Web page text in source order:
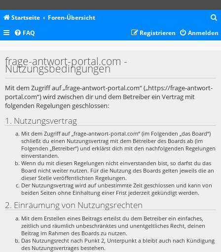
Startseite Foren-Übersicht
c
FAQ Anmelden
Registrieren
frage-antwort-portal.com -
Nutzungsbedingungen
Mit dem Zugriff auf „frage-antwort-portal.com“ („https://frage-antwort-
portal.com“) wird zwischen dir und dem Betreiber ein Vertrag mit
folgenden Regelungen geschlossen:
1. Nutzungsvertrag
Mit dem Zugriff auf „frage-antwort-portal.com“ (im Folgenden „das Board“)
schließt du einen Nutzungsvertrag mit dem Betreiber des Boards ab (im
Folgenden „Betreiber“) und erklärst dich mit den nachfolgenden Regelungen
einverstanden.
Wenn du mit diesen Regelungen nicht einverstanden bist, so darfst du das
Board nicht weiter nutzen. Für die Nutzung des Boards gelten jeweils die an
dieser Stelle veröffentlichten Regelungen.
Der Nutzungsvertrag wird auf unbestimmte Zeit geschlossen und kann von
beiden Seiten ohne Einhaltung einer Frist jederzeit gekündigt werden.
2. Einräumung von Nutzungsrechten
Mit dem Erstellen eines Beitrags erteilst du dem Betreiber ein einfaches,
zeitlich und räumlich unbeschränktes und unentgeltliches Recht, deinen
Beitrag im Rahmen des Boards zu nutzen.
Das Nutzungsrecht nach Punkt 2, Unterpunkt a bleibt auch nach Kündigung
des Nutzungsvertrages bestehen.